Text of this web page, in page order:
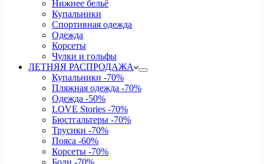
Нижнее бельё
Купальники
Спортивная одежда
Одежда
Корсеты
Чулки и гольфы
ЛЕТНЯЯ РАСПРОДАЖА
Купальники -70%
Пляжная одежда -70%
Одежда -50%
LOVE Stories -70%
Бюстгальтеры -70%
Трусики -70%
Пояса -60%
Корсеты -70%
Боди -70%